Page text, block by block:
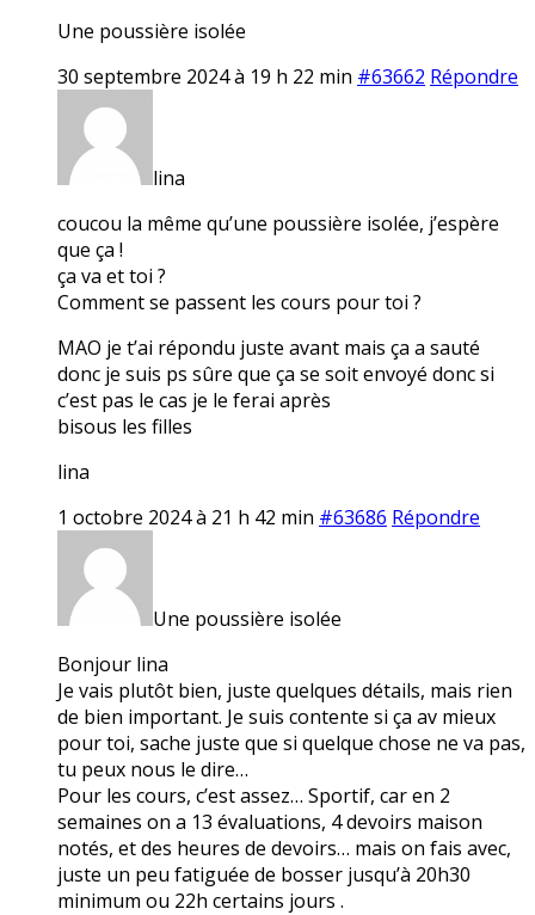
Une poussière isolée
30 septembre 2024 à 19 h 22 min #63662 Répondre
lina
coucou la même qu’une poussière isolée, j’espère
que ça !
ça va et toi ?
Comment se passent les cours pour toi ?
MAO je t’ai répondu juste avant mais ça a sauté
donc je suis ps sûre que ça se soit envoyé donc si
c’est pas le cas je le ferai après
bisous les filles
lina
1 octobre 2024 à 21 h 42 min #63686 Répondre
Une poussière isolée
Bonjour lina
Je vais plutôt bien, juste quelques détails, mais rien
de bien important. Je suis contente si ça av mieux
pour toi, sache juste que si quelque chose ne va pas,
tu peux nous le dire…
Pour les cours, c’est assez… Sportif, car en 2
semaines on a 13 évaluations, 4 devoirs maison
notés, et des heures de devoirs… mais on fais avec,
juste un peu fatiguée de bosser jusqu’à 20h30
minimum ou 22h certains jours .